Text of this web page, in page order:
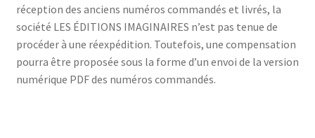
réception des anciens numéros commandés et livrés, la
société LES ÉDITIONS IMAGINAIRES n’est pas tenue de
procéder à une réexpédition. Toutefois, une compensation
pourra être proposée sous la forme d’un envoi de la version
numérique PDF des numéros commandés.